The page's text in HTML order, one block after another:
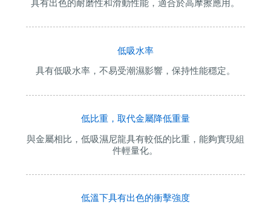
具有出色的耐磨性和滑動性能，適合於高摩擦應用。
低吸水率
具有低吸水率，不易受潮濕影響，保持性能穩定。
低比重，取代金屬降低重量
與金屬相比，低吸濕尼龍具有較低的比重，能夠實現組
件輕量化。
低溫下具有出色的衝擊強度